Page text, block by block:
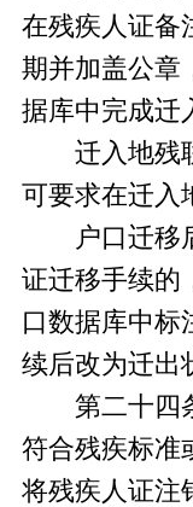
在残疾人证备
期并加盖公章
据库中完成迁
迁入地残联
可要求在迁入
户口迁移后
证迁移手续的
口数据库中标
续后改为迁出
第二十四条
符合残疾标准
将残疾人证注